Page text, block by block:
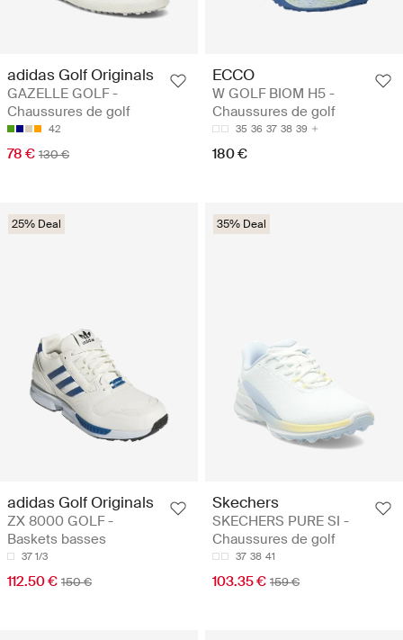
adidas Golf Originals
GAZELLE GOLF -
Chaussures de golf
42
78 € 130 €
ECCO
W GOLF BIOM H5 -
Chaussures de golf
35 36 37 38 39
180 €
25% Deal
adidas Golf Originals
ZX 8000 GOLF -
Baskets basses
37 1/3
112.50 € 150 €
35% Deal
Skechers
SKECHERS PURE SI -
Chaussures de golf
37 38 41
103.35 € 159 €